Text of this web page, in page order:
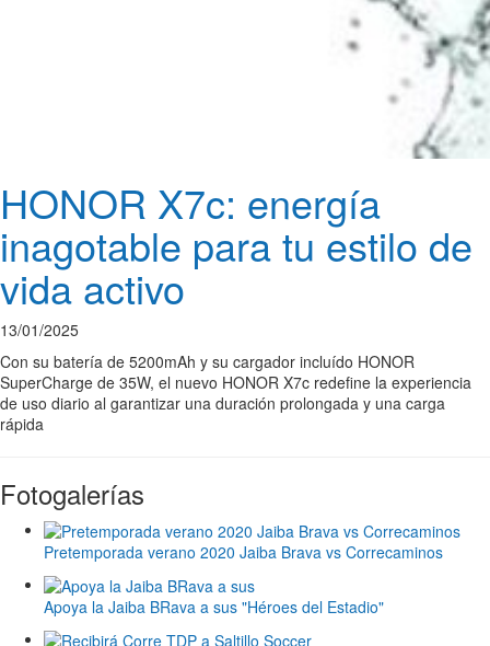
HONOR X7c: energía
inagotable para tu estilo de
vida activo
13/01/2025
Con su batería de 5200mAh y su cargador incluído HONOR
SuperCharge de 35W, el nuevo HONOR X7c redefine la experiencia
de uso diario al garantizar una duración prolongada y una carga
rápida
Fotogalerías
Pretemporada verano 2020 Jaiba Brava vs Correcaminos
Apoya la Jaiba BRava a sus "Héroes del Estadio"